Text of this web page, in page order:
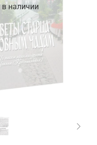
в наличии